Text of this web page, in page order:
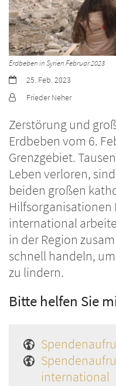
Erdbeben in Syrien Februar 2023
Datum:25. Feb. 2023
Von:
Frieder Neher
Zerstörung und
Erdbeben vom 6.
Grenzgebiet.
Leben verloren,
beiden großen
Hilfsorganisationen
international
in der Region
schnell handeln,
zu lindern.
Bitte helfen Sie
international